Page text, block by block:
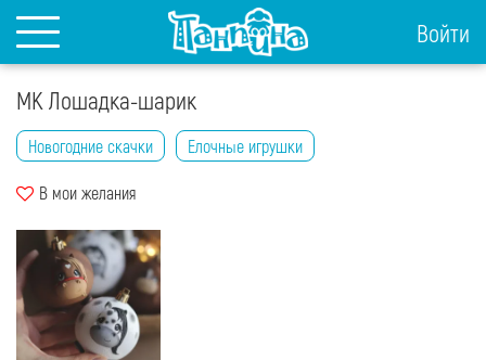
Войти
МК Лошадка-шарик
Новогодние скачки Елочные игрушки
В мои желания